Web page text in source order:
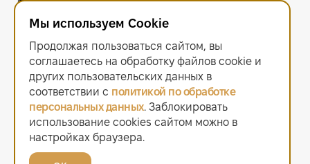
ИНН 6679143916 ОГРН 1216600044297
Политика в отношении обработки персональных данных
Согласие на обработку персональных данных
Мы используем cookie. Это позволяет нам анализировать
взаимодействие посетителей с сайтом и делать его лучше.
Продолжая пользоваться сайтом, вы соглашаетесь с использованием
файлов cookie.
2021–2026 © «Золотая Плата»
Мы используем Cookie
Продолжая пользоваться сайтом, вы
соглашаетесь на обработку файлов сооkiе и
других пользовательских данных в
соответствии с политикой по обработке
персональных данных. Заблокировать
использование cookies сайтом можно в
настройках браузера.